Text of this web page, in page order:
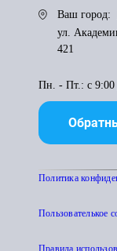
Ваш город:
ул.
421
Пн. - Пт.: с 9:00
Политика
Пользователькое
Правила